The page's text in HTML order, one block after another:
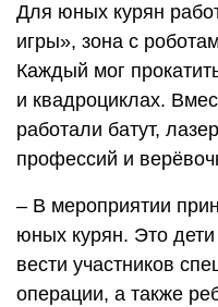
Для юных курян
игры», зона с
Каждый мог
и квадроциклах.
работали батут,
профессий и
– В мероприятии
юных курян. Это
вести участников
операции, а также